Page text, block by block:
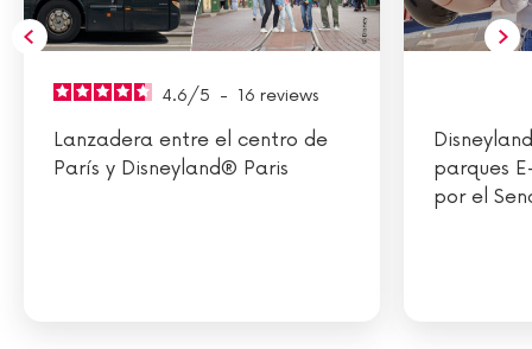
4.6/5 - 16 reviews
Lanzadera entre el centro de
París y Disneyland® Paris
parques
por el